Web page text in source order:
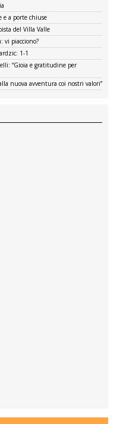
e a porte chiuse
del Villa Valle
vi piacciono?
1-1
“Gioia e gratitudine per
nuova avventura coi nostri valori”